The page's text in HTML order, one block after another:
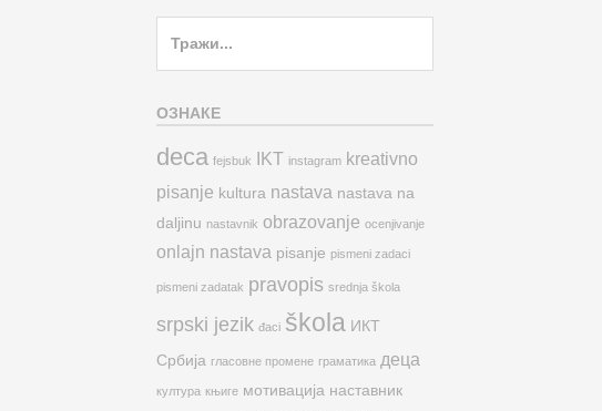
ОЗНАКЕ
deca fejsbuk IKT instagram kreativno
pisanje kultura nastava nastava na
daljinu nastavnik obrazovanje ocenjivanje
onlajn nastava pisanje pismeni zadaci
pismeni zadatak pravopis srednja škola
srpski jezik đaci škola ИКТ
Србија гласовне промене граматика деца
култура књиге мотивација наставник